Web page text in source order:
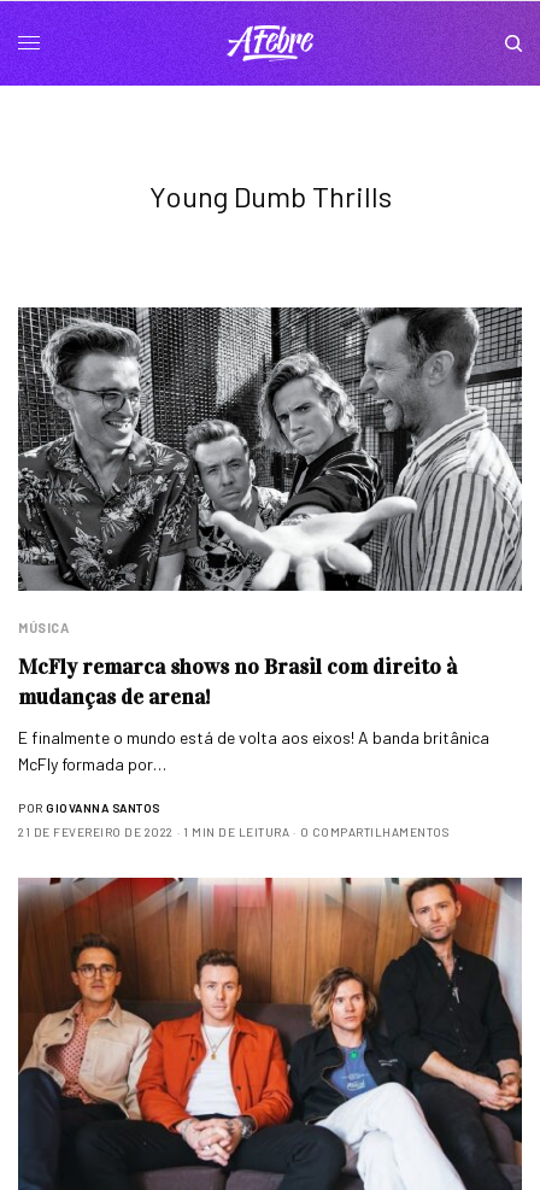
Young Dumb Thrills
MÚSICA
McFly remarca shows no Brasil com direito à
mudanças de arena!
E finalmente o mundo está de volta aos eixos! A banda britânica
McFly formada por…
POR GIOVANNA SANTOS
21 DE FEVEREIRO DE 2022
1 MIN DE LEITURA 0 COMPARTILHAMENTOS